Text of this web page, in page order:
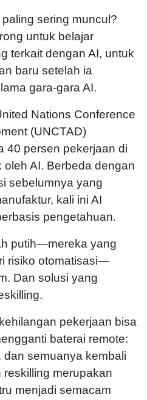
sering muncul?
untuk belajar
terkait dengan AI, untuk
baru setelah ia
gara-gara AI.
Nations Conference
(UNCTAD)
40 persen pekerjaan di
AI. Berbeda dengan
sebelumnya yang
kali ini AI
pengetahuan.
putih—mereka yang
risiko otomatisasi—
Dan solusi yang
pekerjaan bisa
baterai remote:
semuanya kembali
reskilling merupakan
menjadi semacam